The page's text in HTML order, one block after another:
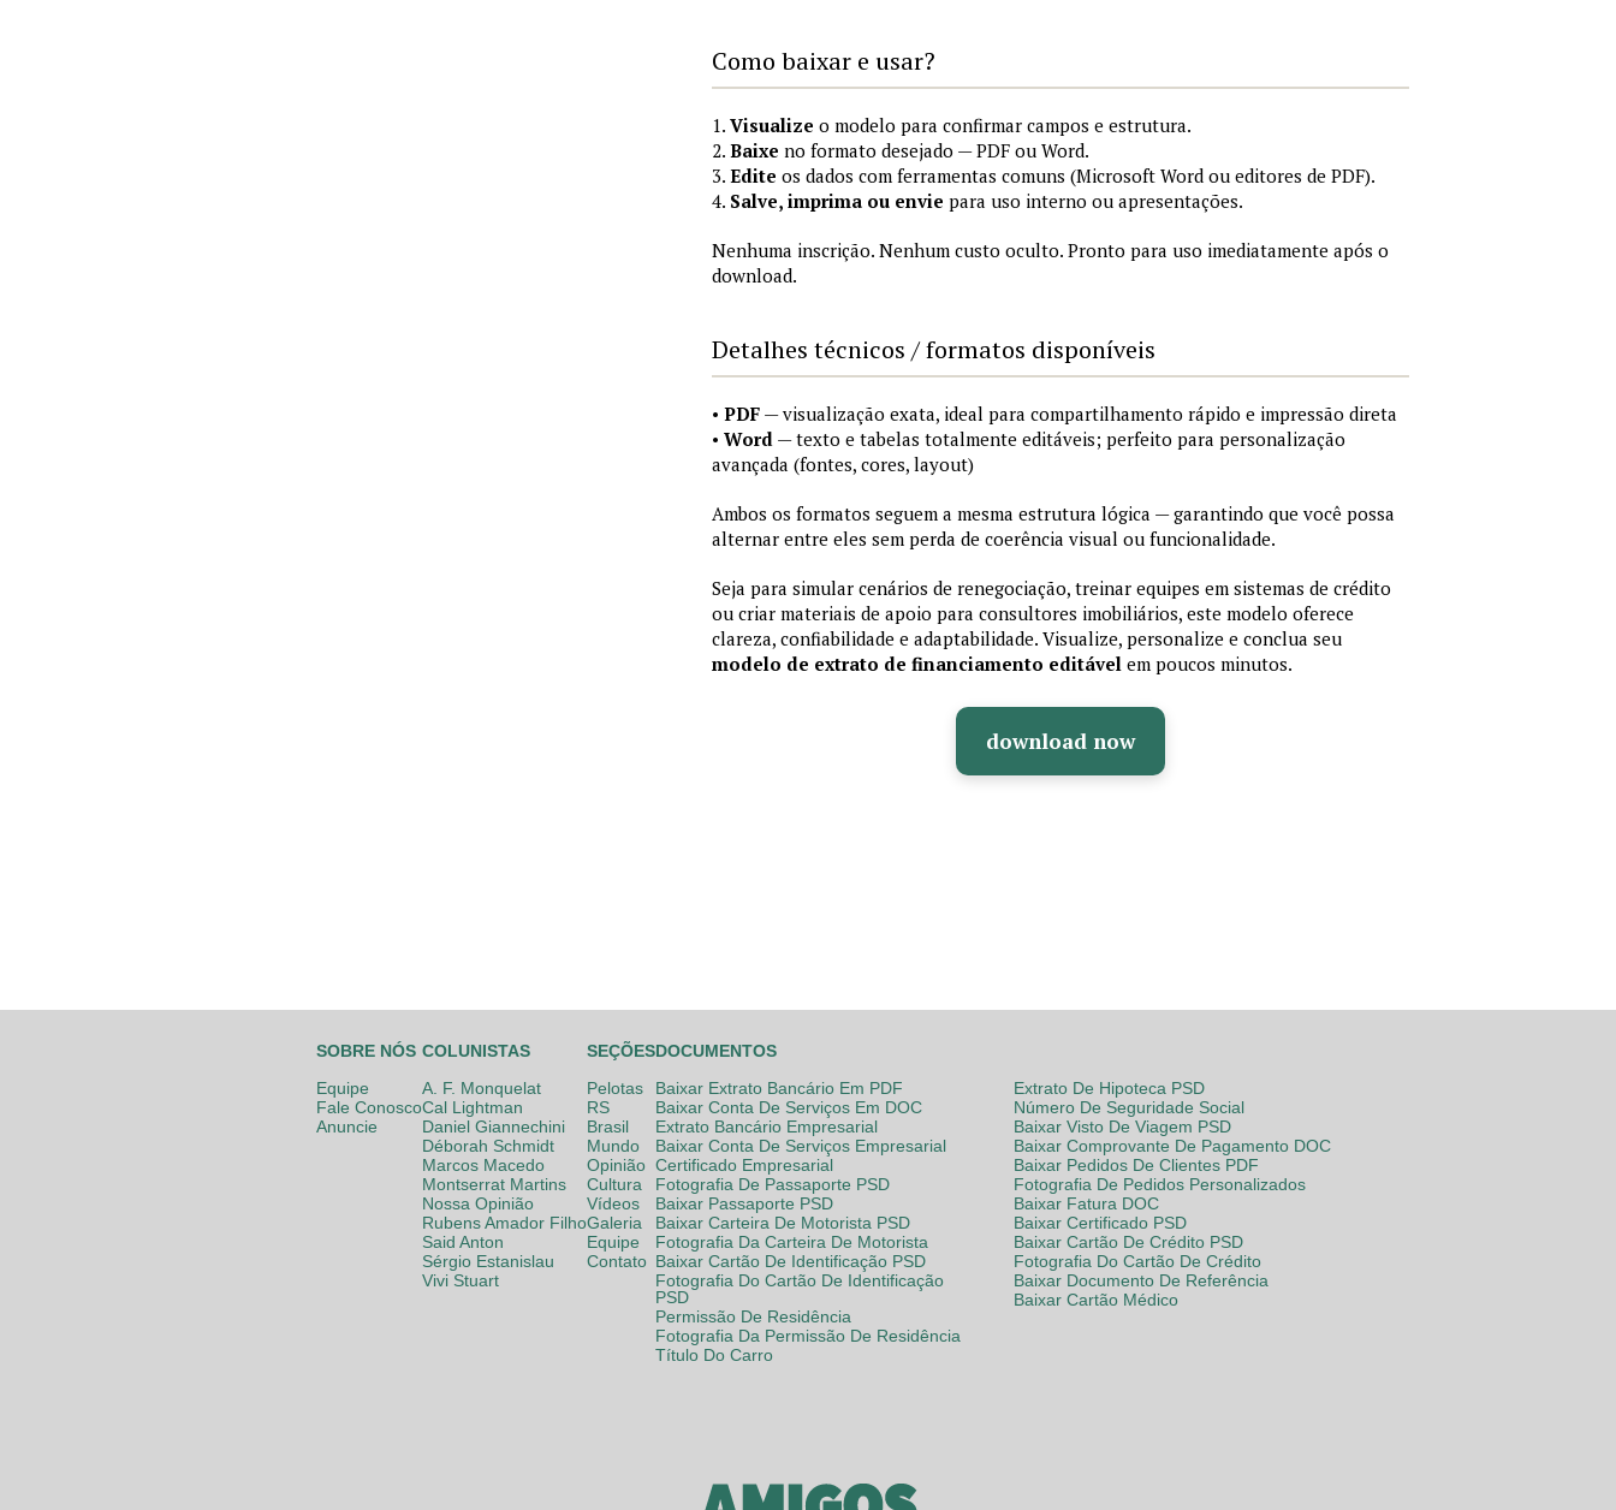
Como baixar e usar?
1. Visualize o modelo para confirmar campos e estrutura.
2. Baixe no formato desejado — PDF ou Word.
3. Edite os dados com ferramentas comuns (Microsoft Word ou editores de PDF).
4. Salve, imprima ou envie para uso interno ou apresentações.
Nenhuma inscrição. Nenhum custo oculto. Pronto para uso imediatamente após o
download.
Detalhes técnicos / formatos disponíveis
• PDF — visualização exata, ideal para compartilhamento rápido e impressão direta
• Word — texto e tabelas totalmente editáveis; perfeito para personalização
avançada (fontes, cores, layout)
Ambos os formatos seguem a mesma estrutura lógica — garantindo que você possa
alternar entre eles sem perda de coerência visual ou funcionalidade.
Seja para simular cenários de renegociação, treinar equipes em sistemas de crédito
ou criar materiais de apoio para consultores imobiliários, este modelo oferece
clareza, confiabilidade e adaptabilidade. Visualize, personalize e conclua seu
modelo de extrato de financiamento editável em poucos minutos.
download now
SOBRE NÓS
Equipe
Fale Conosco
Anuncie
COLUNISTAS
A. F. Monquelat
Cal Lightman
Daniel Giannechini
Déborah Schmidt
Marcos Macedo
Montserrat Martins
Nossa Opinião
Rubens Amador Filho
Said Anton
Sérgio Estanislau
Vivi Stuart
SEÇÕES
Pelotas
RS
Brasil
Mundo
Opinião
Cultura
Vídeos
Galeria
Equipe
Contato
DOCUMENTOS
Baixar Extrato Bancário Em PDF
Baixar Conta De Serviços Em DOC
Extrato Bancário Empresarial
Baixar Conta De Serviços Empresarial
Certificado Empresarial
Fotografia De Passaporte PSD
Baixar Passaporte PSD
Baixar Carteira De Motorista PSD
Fotografia Da Carteira De Motorista
Baixar Cartão De Identificação PSD
Fotografia Do Cartão De Identificação
PSD
Permissão De Residência
Fotografia Da Permissão De Residência
Título Do Carro
Extrato De Hipoteca PSD
Número De Seguridade Social
Baixar Visto De Viagem PSD
Baixar Comprovante De Pagamento DOC
Baixar Pedidos De Clientes PDF
Fotografia De Pedidos Personalizados
Baixar Fatura DOC
Baixar Certificado PSD
Baixar Cartão De Crédito PSD
Fotografia Do Cartão De Crédito
Baixar Documento De Referência
Baixar Cartão Médico